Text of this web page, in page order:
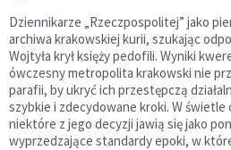
Dziennikarze „Rzeczpospolitej” jako
archiwa krakowskiej kurii, szukając
Wojtyła krył księży pedofili. Wyniki
ówczesny metropolita krakowski nie
parafii, by ukryć ich przestępczą
szybkie i zdecydowane kroki. W
niektóre z jego decyzji jawią się jako
wyprzedzające standardy epoki, w